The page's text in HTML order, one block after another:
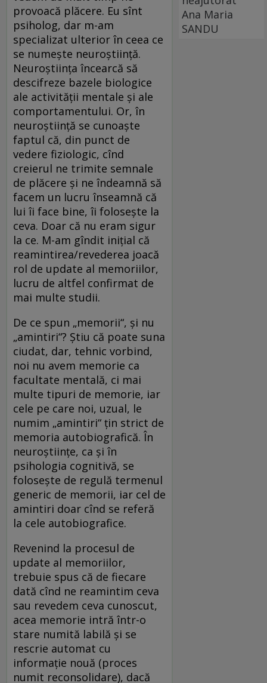
provoacă plăcere. Eu sînt
psiholog, dar m-am
specializat ulterior în ceea ce
se numeşte neuroştiinţă.
Neuroştiinţa încearcă să
descifreze bazele biologice
ale activităţii mentale şi ale
comportamentului. Or, în
neuroştiinţă se cunoaşte
faptul că, din punct de
vedere fiziologic, cînd
creierul ne trimite semnale
de plăcere şi ne îndeamnă să
facem un lucru înseamnă că
lui îi face bine, îi foloseşte la
ceva. Doar că nu eram sigur
la ce. M-am gîndit iniţial că
reamintirea/revederea joacă
rol de update al memoriilor,
lucru de altfel confirmat de
mai multe studii.
De ce spun „memorii“, şi nu
„amintiri“? Ştiu că poate suna
ciudat, dar, tehnic vorbind,
noi nu avem memorie ca
facultate mentală, ci mai
multe tipuri de memorie, iar
cele pe care noi, uzual, le
numim „amintiri“ ţin strict de
memoria autobiografică. În
neuroştiinţe, ca şi în
psihologia cognitivă, se
foloseşte de regulă termenul
generic de memorii, iar cel de
amintiri doar cînd se referă
la cele autobiografice.
Revenind la procesul de
update al memoriilor,
trebuie spus că de fiecare
dată cînd ne reamintim ceva
sau revedem ceva cunoscut,
acea memorie intră într-o
stare numită labilă şi se
rescrie automat cu
informaţie nouă (proces
numit reconsolidare), dacă
Ana Maria
SANDU